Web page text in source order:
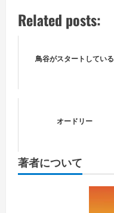
Related posts:
鳥谷がスタートしている
オードリー
著者について